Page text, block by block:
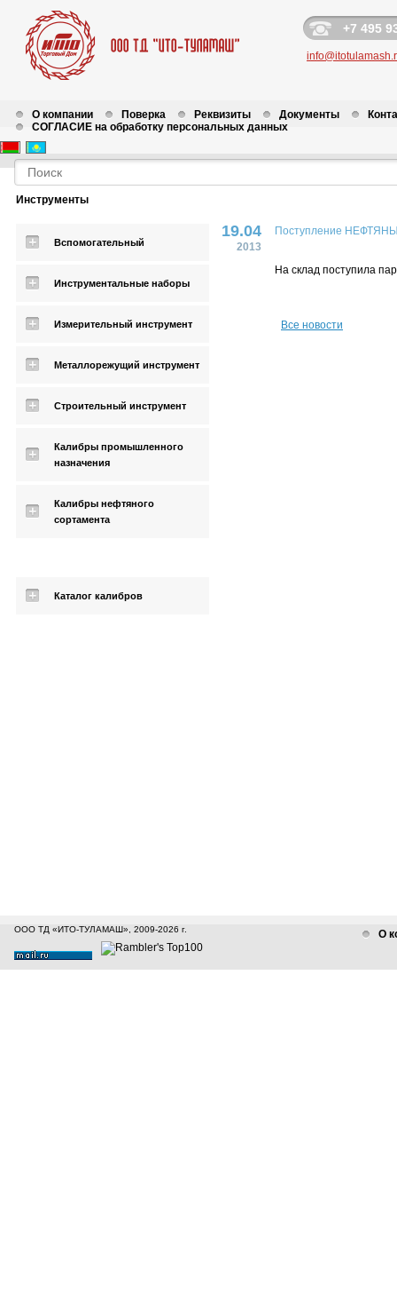
+7 495
О компании Поверка Реквизиты Документы
СОГЛАСИЕ на обработку персональных данных
Инструменты
Вспомогательный
Инструментальные наборы
Измерительный инструмент
Металлорежущий инструмент
Строительный инструмент
Калибры промышленного
назначения
Калибры нефтяного
сортамента
Каталог калибров
19.04
2013
Поступление
На склад поступила
Все новости
ООО ТД «ИТО-ТУЛАМАШ», 2009-2026 г. О